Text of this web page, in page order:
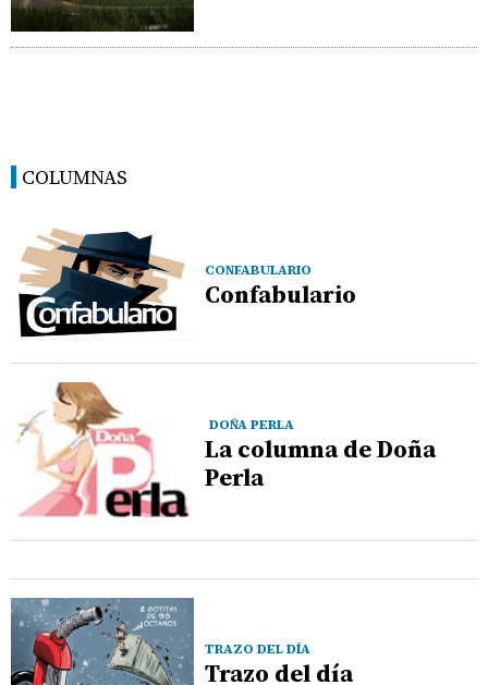
COLUMNAS
CONFABULARIO
Confabulario
DOÑA PERLA
La columna de Doña
Perla
TRAZO DEL DÍA
Trazo del día